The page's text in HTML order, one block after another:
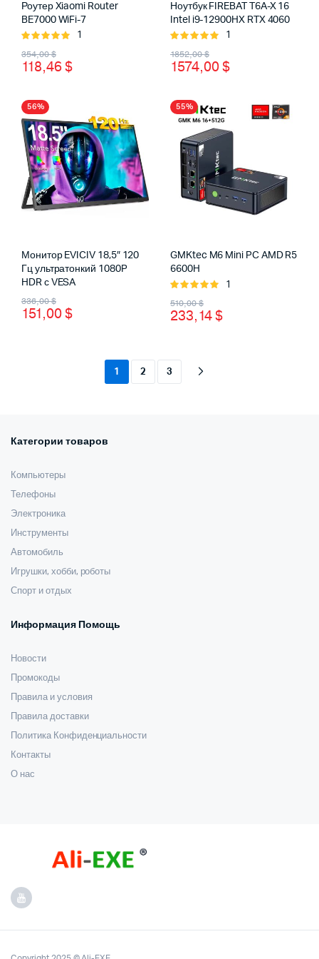
Роутер Xiaomi Router
BE7000 WiFi-7
Оценка
5.00 из 5
1
354,00$
Первоначальная
цена
354,00 $.
118,46$
Текущая
цена:
Ноутбук FIREBAT T6A-X 16
Intel i9-12900HX RTX 4060
Оценка
5.00 из 5
1
1852,00$
Первоначальная
цена
1852,00 $.
1574,00$
Текущая
цена:
56%
Монитор EVICIV 18,5″ 120
Гц ультратонкий 1080P
HDR с VESA
336,00$
Первоначальная
цена
151,00$
Текущая
цена:
55%
GMKtec M6 Mini PC AMD R5
6600H
Оценка
5.00из 5
1
510,00$
Первоначальная
цена
510,00 $.
233,14$
Текущая
цена:
1 2 3
Категории товаров
Компьютеры
Телефоны
Электроника
Инструменты
Автомобиль
Игрушки, хобби, роботы
Спорт и отдых
Информация Помощь
Новости
Промокоды
Правила и условия
Правила доставки
Политика Конфиденциальности
Контакты
О нас